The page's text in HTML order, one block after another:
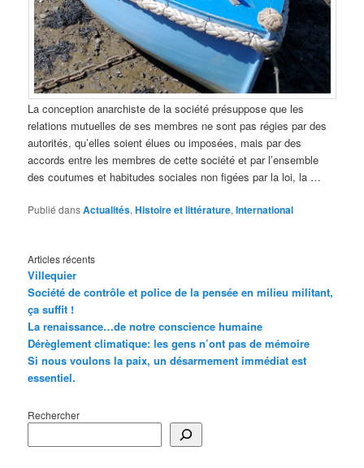
La conception anarchiste de la société présuppose que les
relations mutuelles de ses membres ne sont pas régies par des
autorités, qu’elles soient élues ou imposées, mais par des
accords entre les membres de cette société et par l’ensemble
des coutumes et habitudes sociales non figées par la loi, la …
Publié dansActualités,Histoire et littérature,International
Articles récents
Villequier
Société de contrôle et police de la pensée en milieu militant,
ça suffit !
La renaissance…de notre conscience humaine
Dérèglement climatique: les gens n’ont pas de mémoire
Si nous voulons la paix, un désarmement immédiat est
essentiel.
Rechercher